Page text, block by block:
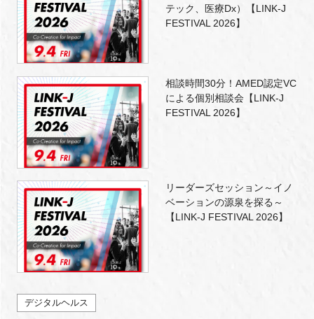
テック、医療Dx）【LINK-J
FESTIVAL 2026】
相談時間30分！AMED認定VC
による個別相談会【LINK-J
FESTIVAL 2026】
リーダーズセッション～イノ
ベーションの源泉を探る～
【LINK-J FESTIVAL 2026】
デジタルヘルス